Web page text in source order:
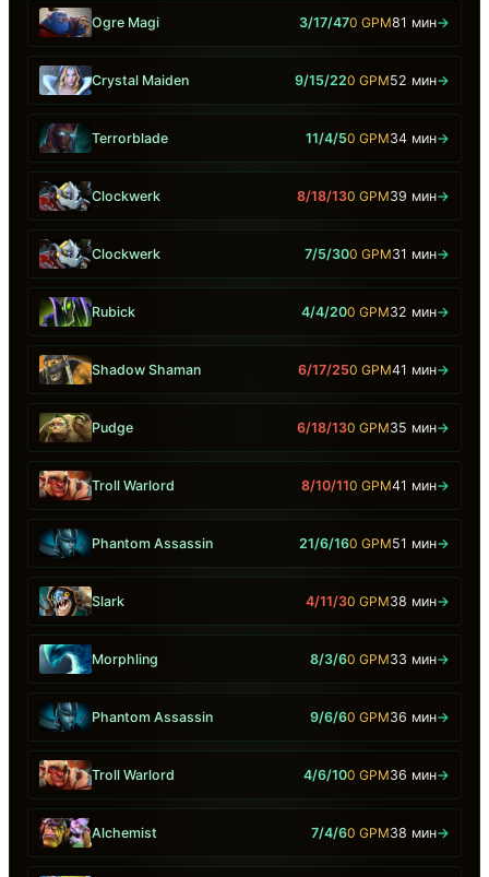
Ogre Magi 3/17/470 GPM81 мин→
Crystal Maiden 9/15/220 GPM52 мин→
Terrorblade 11/4/50 GPM34 мин→
Clockwerk 8/18/130 GPM39 мин→
Clockwerk 7/5/300 GPM31 мин→
Rubick 4/4/200 GPM32 мин→
Shadow Shaman 6/17/250 GPM41 мин→
Pudge 6/18/130 GPM35 мин→
Troll Warlord 8/10/110 GPM41 мин→
Phantom Assassin 21/6/160 GPM51 мин→
Slark 4/11/30 GPM38 мин→
Morphling 8/3/60 GPM33 мин→
Phantom Assassin 9/6/60 GPM36 мин→
Troll Warlord 4/6/100 GPM36 мин→
Alchemist 7/4/60 GPM38 мин→